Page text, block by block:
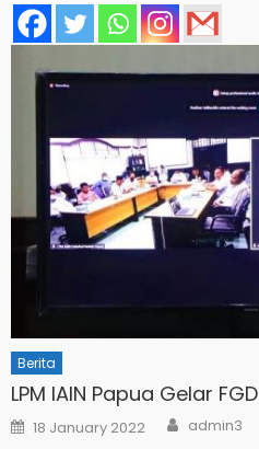
Berita
LPM IAIN Papua Gelar
Posted
on
18 January 2022 Author
admin3